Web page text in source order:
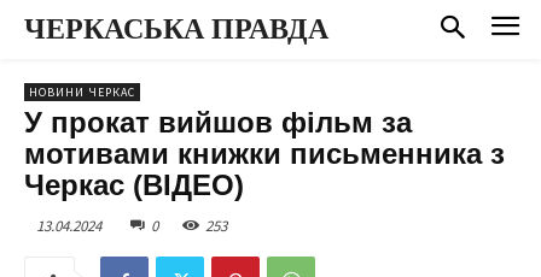
ЧЕРКАСЬКА ПРАВДА
НОВИНИ ЧЕРКАС
У прокат вийшов фільм за
мотивами книжки письменника з
Черкас (ВІДЕО)
13.04.2024 0 253